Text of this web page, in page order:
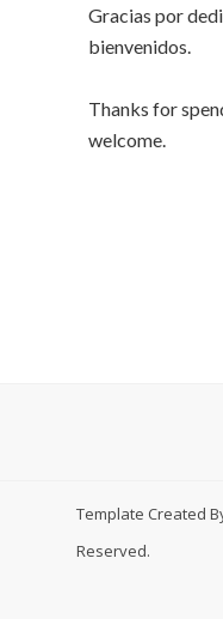
Gracias por
bienvenidos.
Thanks for
welcome.
Template Created
Reserved.